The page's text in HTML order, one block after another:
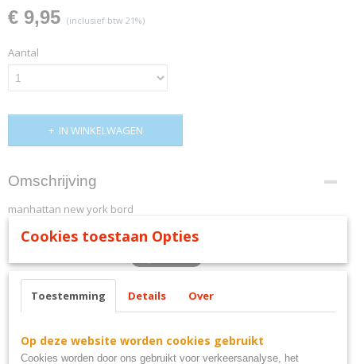
€ 9,95 (inclusief btw 21%)
Aantal
IN WINKELWAGEN
Omschrijving
manhattan new york bord
Ook interessant
Cookies toestaan Opties
Toestemming Details Over
Op deze website worden cookies gebruikt
Cookies worden door ons gebruikt voor verkeersanalyse, het